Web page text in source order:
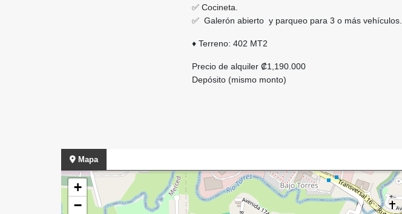
✅ Cocineta.
✅ Galerón abierto y parqueo para 3 o más vehículos.
♦️ Terreno: 402 MT2
Precio de alquiler ₡1,190.000
Depósito (mismo monto)
Mapa
+
−